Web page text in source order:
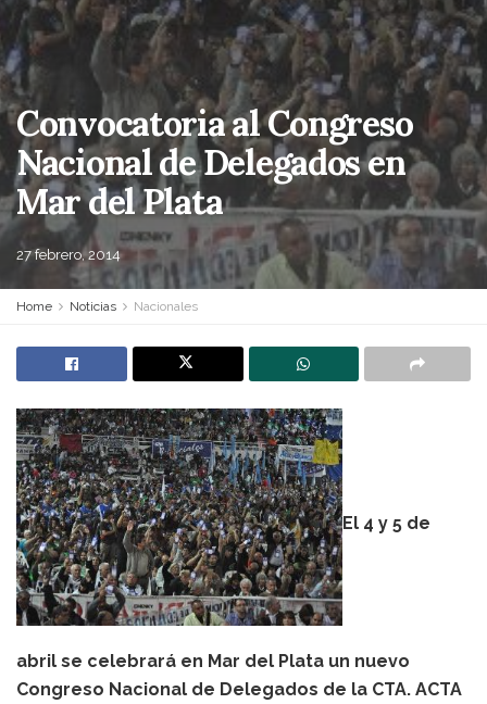
Convocatoria al Congreso
Nacional de Delegados en
Mar del Plata
27 febrero, 2014
Home Noticias Nacionales
El 4 y 5 de
abril se celebrará en Mar del Plata un nuevo
Congreso Nacional de Delegados de la CTA. ACTA